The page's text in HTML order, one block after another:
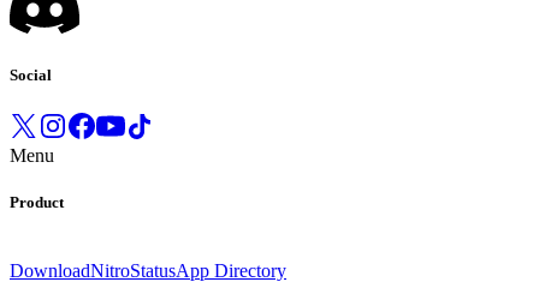
Social
Menu
Product
DownloadNitroStatusApp Directory